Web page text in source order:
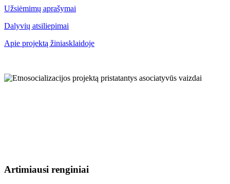
Užsiėmimų aprašymai
Dalyvių atsiliepimai
Apie projektą žiniasklaidoje
Artimiausi renginiai